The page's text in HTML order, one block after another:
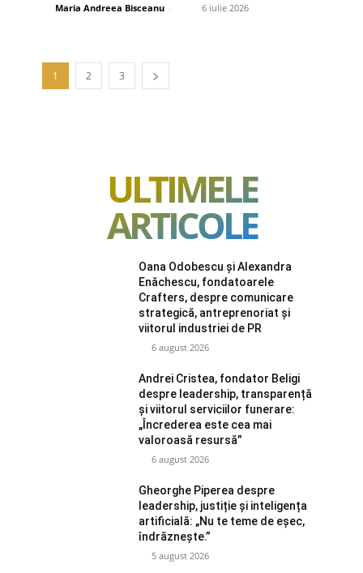
Maria Andreea Bisceanu - 6 iulie 2026
1 2 3
ULTIMELE
ARTICOLE
Oana Odobescu și Alexandra
Enăchescu, fondatoarele
Crafters, despre comunicare
strategică, antreprenoriat și
viitorul industriei de PR
6 august 2026
Andrei Cristea, fondator Beligi
despre leadership, transparență
și viitorul serviciilor funerare:
„Încrederea este cea mai
valoroasă resursă”
6 august 2026
Gheorghe Piperea despre
leadership, justiție și inteligența
artificială: „Nu te teme de eșec,
îndrăznește.”
5 august 2026